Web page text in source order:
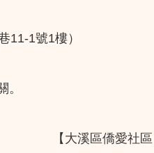
11-1號1樓）
【大溪區僑愛社